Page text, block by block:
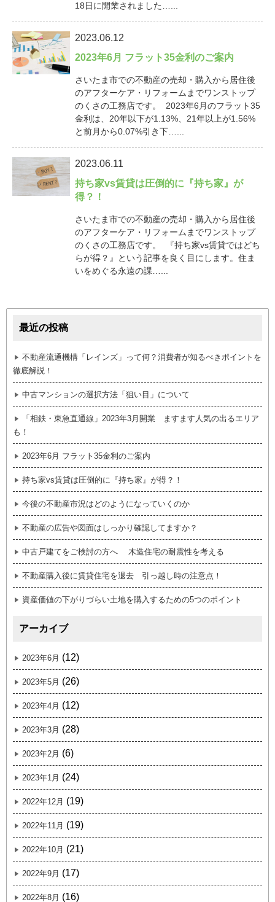
18日に開業されました…...
2023.06.12
2023年6月 フラット35金利のご案内
さいたま市での不動産の売却・購入から居住後
のアフターケア・リフォームまでワンストップ
のくさの工務店です。 2023年6月のフラット35
金利は、20年以下が1.13%、21年以上が1.56%
と前月から0.07%引き下…...
2023.06.11
持ち家vs賃貸は圧倒的に『持ち家』が
得？！
さいたま市での不動産の売却・購入から居住後
のアフターケア・リフォームまでワンストップ
のくさの工務店です。 『持ち家vs賃貸ではどち
らが得？』という記事を良く目にします。住ま
いをめぐる永遠の課…...
最近の投稿
不動産流通機構「レインズ」って何？消費者が知るべきポイントを
徹底解説！
中古マンションの選択方法「狙い目」について
「相鉄・東急直通線」2023年3月開業 ますます人気の出るエリア
も！
2023年6月 フラット35金利のご案内
持ち家vs賃貸は圧倒的に『持ち家』が得？！
今後の不動産市況はどのようになっていくのか
不動産の広告や図面はしっかり確認してますか？
中古戸建てをご検討の方へ 木造住宅の耐震性を考える
不動産購入後に賃貸住宅を退去 引っ越し時の注意点！
資産価値の下がりづらい土地を購入するための5つのポイント
アーカイブ
2023年6月 (12)
2023年5月 (26)
2023年4月 (12)
2023年3月 (28)
2023年2月 (6)
2023年1月 (24)
2022年12月 (19)
2022年11月 (19)
2022年10月 (21)
2022年9月 (17)
2022年8月 (16)